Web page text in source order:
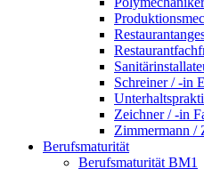
Schreiner / -in
Zeichner / -in
Zimmermann /
Berufsmaturität
Berufsmaturität BM1